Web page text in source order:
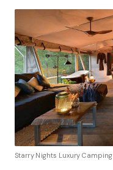
Starry Nights Luxury Camping